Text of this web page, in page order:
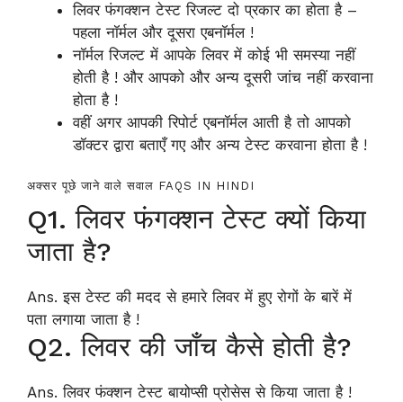
लिवर फंगक्शन टेस्ट रिजल्ट दो प्रकार का होता है –
पहला नॉर्मल और दूसरा एबनॉर्मल !
नॉर्मल रिजल्ट में आपके लिवर में कोई भी समस्या नहीं
होती है ! और आपको और अन्य दूसरी जांच नहीं करवाना
होता है !
वहीं अगर आपकी रिपोर्ट एबनॉर्मल आती है तो आपको
डॉक्टर द्वारा बताएँ गए और अन्य टेस्ट करवाना होता है !
अक्सर पूछे जाने वाले सवाल FAQS IN HINDI
Q1. लिवर फंगक्शन टेस्ट क्यों किया
जाता है?
Ans. इस टेस्ट की मदद से हमारे लिवर में हुए रोगों के बारें में
पता लगाया जाता है !
Q2. लिवर की जाँच कैसे होती है?
Ans. लिवर फंक्शन टेस्ट बायोप्सी प्रोसेस से किया जाता है !